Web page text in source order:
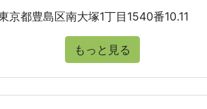
京都豊島区南大塚1丁目1540番10.11
もっと見る